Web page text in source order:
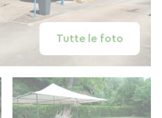
Tutte le foto